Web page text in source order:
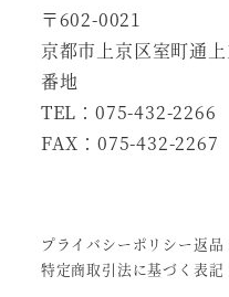
〒602-0021
京都市上京区室町通
番地
TEL：075-432-2266
FAX：075-432-2267
プライバシーポリシー返品
特定商取引法に基づく表記